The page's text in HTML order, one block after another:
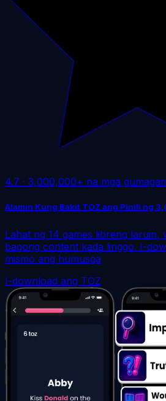
4.7 · 3,000,000+ na mga
Alamin Kung Bakit TOZ ang Pinili ng
Lahat ng 14 games libreng laruin,
bagong content kada linggo. I-
mismo ang humusga
I-download ang TOZ